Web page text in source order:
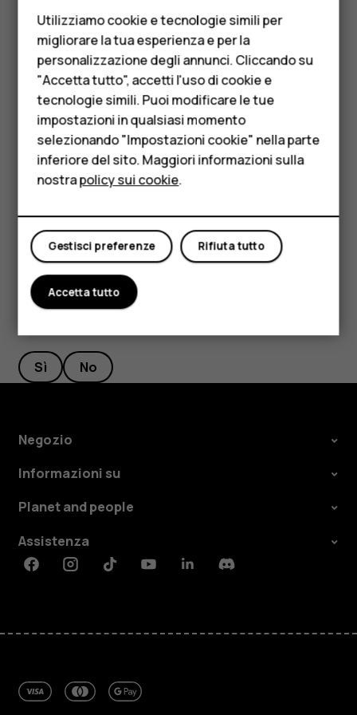
Telefoni per anziani
Accessori
HMD Terra M
Per le imprese
Tablet
Negozio
Il mio account
la barra di ricerca.
Se come punto di partenza non si desidera
utilizzare la posizione corrente, toccarePropria
posizione, quindi cercare un nuovo punto di
partenza.
ToccareAVVIA per avviare la navigazione.
L’itinerario viene visualizzato sulla mappa insieme a una
stima del tempo necessario per giungere a destinazione.
basso dello schermo verso l’alto.
Sì No
Negozio
Informazioni su
Planet and people
Assistenza
FacebookInstagramTiktokYoutubeLinkedinDiscord
Utilizziamo cookie e tecnologie simili per
migliorare la tua esperienza e per la
personalizzazione degli annunci. Cliccando su
"Accetta tutto", accetti l'uso di cookie e
tecnologie simili. Puoi modificare le tue
impostazioni in qualsiasi momento
selezionando "Impostazioni cookie" nella parte
inferiore del sito. Maggiori informazioni sulla
nostrapolicy sui cookie.
Rifiuta tutto
Gestisci preferenze
Accetta tutto